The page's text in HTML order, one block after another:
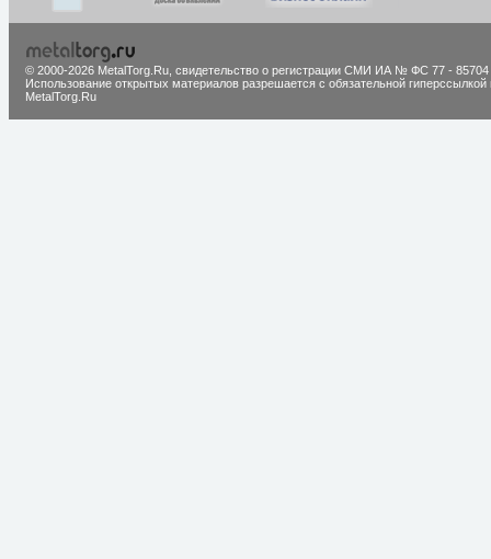
© 2000-2026 MetalTorg.Ru, cвидетельство о регистрации СМИ ИА № ФС 77 - 85704
Использование открытых материалов разрешается с обязательной гиперссылкой
MetalTorg.Ru